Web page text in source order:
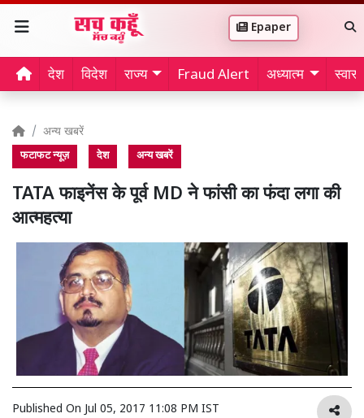
Epaper
देश विदेश राज्य Fraud Alert अध्यात्म
अन्य खबरें
फटाफट न्यूज़ देश अन्य खबरें
TATA फाइनेंस के पूर्व MD ने फांसी का फंदा लगा की
आत्महत्या
Published On Jul 05, 2017 11:08 PM IST